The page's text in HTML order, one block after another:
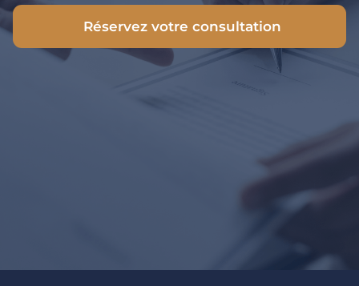
Réservez votre consultation